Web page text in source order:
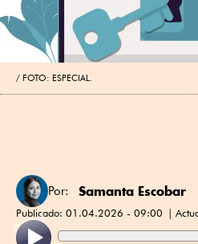
FOTO: ESPECIAL.
Por: Samanta Escobar
Publicado: 01.04.2026 - 09:00